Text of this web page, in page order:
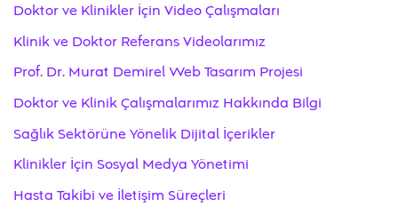
Doktor ve Klinikler İçin Video Çalışmaları
Klinik ve Doktor Referans Videolarımız
Prof. Dr. Murat Demirel Web Tasarım Projesi
Doktor ve Klinik Çalışmalarımız Hakkında Bilgi
Sağlık Sektörüne Yönelik Dijital İçerikler
Klinikler İçin Sosyal Medya Yönetimi
Hasta Takibi ve İletişim Süreçleri